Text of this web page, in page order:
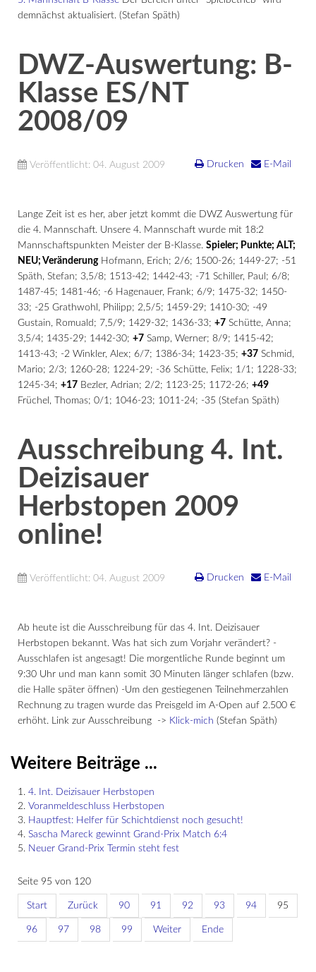
demnächst aktualisiert. (Stefan Späth)
DWZ-Auswertung: B-
Klasse ES/NT
2008/09
Drucken E-Mail
Veröffentlicht: 04. August 2009
Lange Zeit ist es her, aber jetzt kommt die DWZ Auswertung für
die 4. Mannschaft. Unsere 4. Mannschaft wurde mit 18:2
Mannschaftspunkten Meister der B-Klasse. Spieler; Punkte; ALT;
NEU; VeränderungHofmann, Erich; 2/6; 1500-26; 1449-27; -51
Späth, Stefan; 3,5/8; 1513-42; 1442-43; -71 Schiller, Paul; 6/8;
1487-45; 1481-46; -6 Hagenauer, Frank; 6/9; 1475-32; 1450-
33; -25 Grathwohl, Philipp; 2,5/5; 1459-29; 1410-30; -49
Gustain, Romuald; 7,5/9; 1429-32; 1436-33; +7 Schütte, Anna;
3,5/4; 1435-29; 1442-30; +7 Samp, Werner; 8/9; 1415-42;
1413-43; -2 Winkler, Alex; 6/7; 1386-34; 1423-35; +37 Schmid,
Mario; 2/3; 1260-28; 1224-29; -36 Schütte, Felix; 1/1; 1228-33;
1245-34; +17 Bezler, Adrian; 2/2; 1123-25; 1172-26; +49
Früchel, Thomas; 0/1; 1046-23; 1011-24; -35 (Stefan Späth)
Ausschreibung 4. Int.
Deizisauer
Herbstopen 2009
online!
Drucken E-Mail
Veröffentlicht: 04. August 2009
Ab heute ist die Ausschreibung für das 4. Int. Deizisauer
Herbstopen bekannt. Was hat sich zum Vorjahr verändert? -
Ausschlafen ist angesagt! Die morgentliche Runde beginnt um
9:30 Uhr und man kann somit 30 Minuten länger schlafen (bzw.
die Halle später öffnen) -Um den gestiegenen Teilnehmerzahlen
Rechnung zu tragen wurde das Preisgeld im A-Open auf 2.500 €
erhöht. Link zur Ausschreibung -> Klick-mich (Stefan Späth)
Weitere Beiträge ...
4. Int. Deizisauer Herbstopen
Voranmeldeschluss Herbstopen
Hauptfest: Helfer für Schichtdienst noch gesucht!
Sascha Mareck gewinnt Grand-Prix Match 6:4
Neuer Grand-Prix Termin steht fest
Seite 95 von 120
Start Zurück 90 91 92 93 94 95
96 97 98 99 Weiter Ende